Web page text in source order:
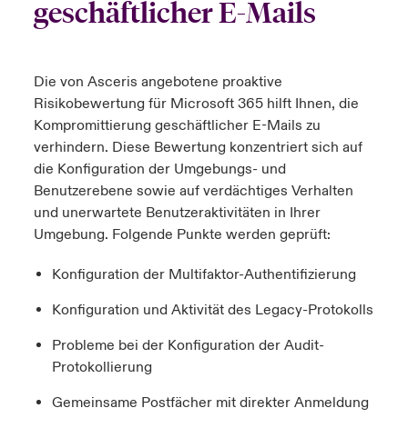
Investor Relations
geschäftlicher E-Mails
Die von Asceris angebotene proaktive
Risikobewertung für Microsoft 365 hilft Ihnen, die
Kompromittierung geschäftlicher E-Mails zu
verhindern. Diese Bewertung konzentriert sich auf
die Konfiguration der Umgebungs- und
Benutzerebene sowie auf verdächtiges Verhalten
und unerwartete Benutzeraktivitäten in Ihrer
Umgebung. Folgende Punkte werden geprüft:
Konfiguration der Multifaktor-Authentifizierung
Konfiguration und Aktivität des Legacy-Protokolls
Probleme bei der Konfiguration der Audit-
Protokollierung
Gemeinsame Postfächer mit direkter Anmeldung